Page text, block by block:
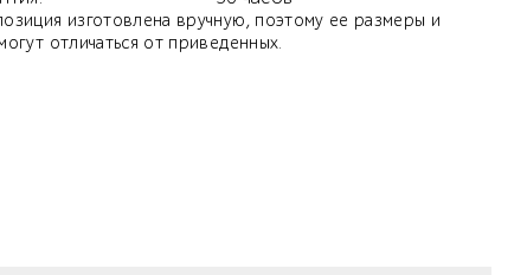
изготовлена вручную, поэтому ее размеры и
отличаться от приведенных.